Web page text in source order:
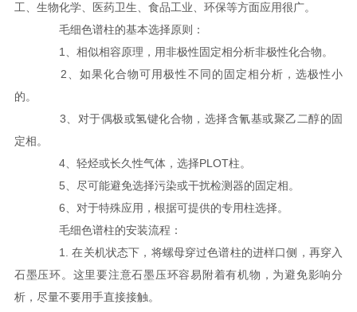
工、生物化学、医药卫生、食品工业、环保等方面应用很广。
毛细色谱柱的基本选择原则：
1、相似相容原理，用非极性固定相分析非极性化合物。
2、如果化合物可用极性不同的固定相分析，选极性小
的。
3、对于偶极或氢键化合物，选择含氰基或聚乙二醇的固
定相。
4、轻烃或长久性气体，选择PLOT柱。
5、尽可能避免选择污染或干扰检测器的固定相。
6、对于特殊应用，根据可提供的专用柱选择。
毛细色谱柱的安装流程：
1. 在关机状态下，将螺母穿过色谱柱的进样口侧，再穿入
石墨压环。这里要注意石墨压环容易附着有机物，为避免影响分
析，尽量不要用手直接接触。